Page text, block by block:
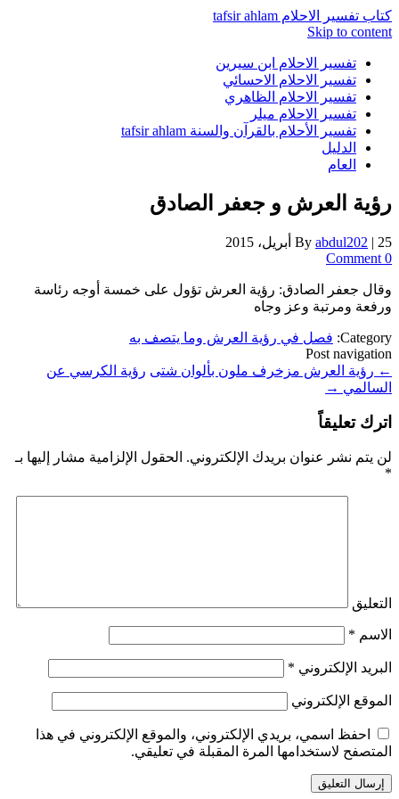
كتاب تفسير الاحلام tafsir ahlam
Skip to content
تفسير الاحلام ابن سيرين
تفسير الاحلام الاحسائي
تفسير الاحلام الظاهري
تفسير الاحلام ميلر
تفسير الأحلام بالقرآن والسنة tafsir ahlam
الدليل
العام
رؤية العرش و جعفر الصادق
By abdul202 | 25 أبريل، 2015
0 Comment
وقال جعفر الصادق: رؤية العرش تؤول على خمسة أوجه رئاسة
ورفعة ومرتبة وعز وجاه
Category: فصل في رؤية العرش وما يتصف به
Post navigation
← رؤية العرش مزخرف ملون بألوان شتى رؤية الكرسي عن
السالمي →
اترك تعليقاً
لن يتم نشر عنوان بريدك الإلكتروني. الحقول الإلزامية مشار إليها بـ
*
التعليق
الاسم *
البريد الإلكتروني *
الموقع الإلكتروني
احفظ اسمي، بريدي الإلكتروني، والموقع الإلكتروني في هذا
المتصفح لاستخدامها المرة المقبلة في تعليقي.